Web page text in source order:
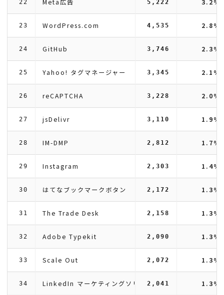
22 5,222
23 WordPress.com 4,535 2.8%
24 GitHub 3,746 2.3%
25 Yahoo! タグマネージャー 3,345 2.1%
26 reCAPTCHA 3,228 2.0%
27 jsDelivr 3,110 1.9%
28 IM-DMP 2,812 1.7%
29 Instagram 2,303 1.4%
30 はてなブックマークボタン 2,172 1.3%
31 The Trade Desk 2,158 1.3%
32 Adobe Typekit 2,090 1.3%
33 Scale Out 2,072 1.3%
34 LinkedIn マーケティングソリューション
2,041 1.3%